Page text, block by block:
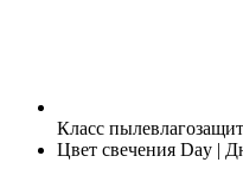
Класс
Цвет свечения Day |